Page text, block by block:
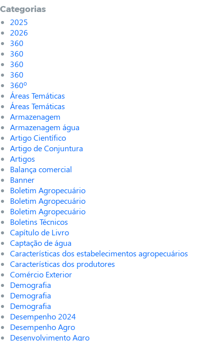
Categorias
2025
2026
360
360
360
360
360º
Áreas Temáticas
Áreas Temáticas
Armazenagem
Armazenagem água
Artigo Científico
Artigo de Conjuntura
Artigos
Balança comercial
Banner
Boletim Agropecuário
Boletim Agropecuário
Boletim Agropecuário
Boletins Técnicos
Capítulo de Livro
Captação de água
Características dos estabelecimentos agropecuários
Características dos produtores
Comércio Exterior
Demografia
Demografia
Demografia
Desempenho 2024
Desempenho Agro
Desenvolvimento Agro